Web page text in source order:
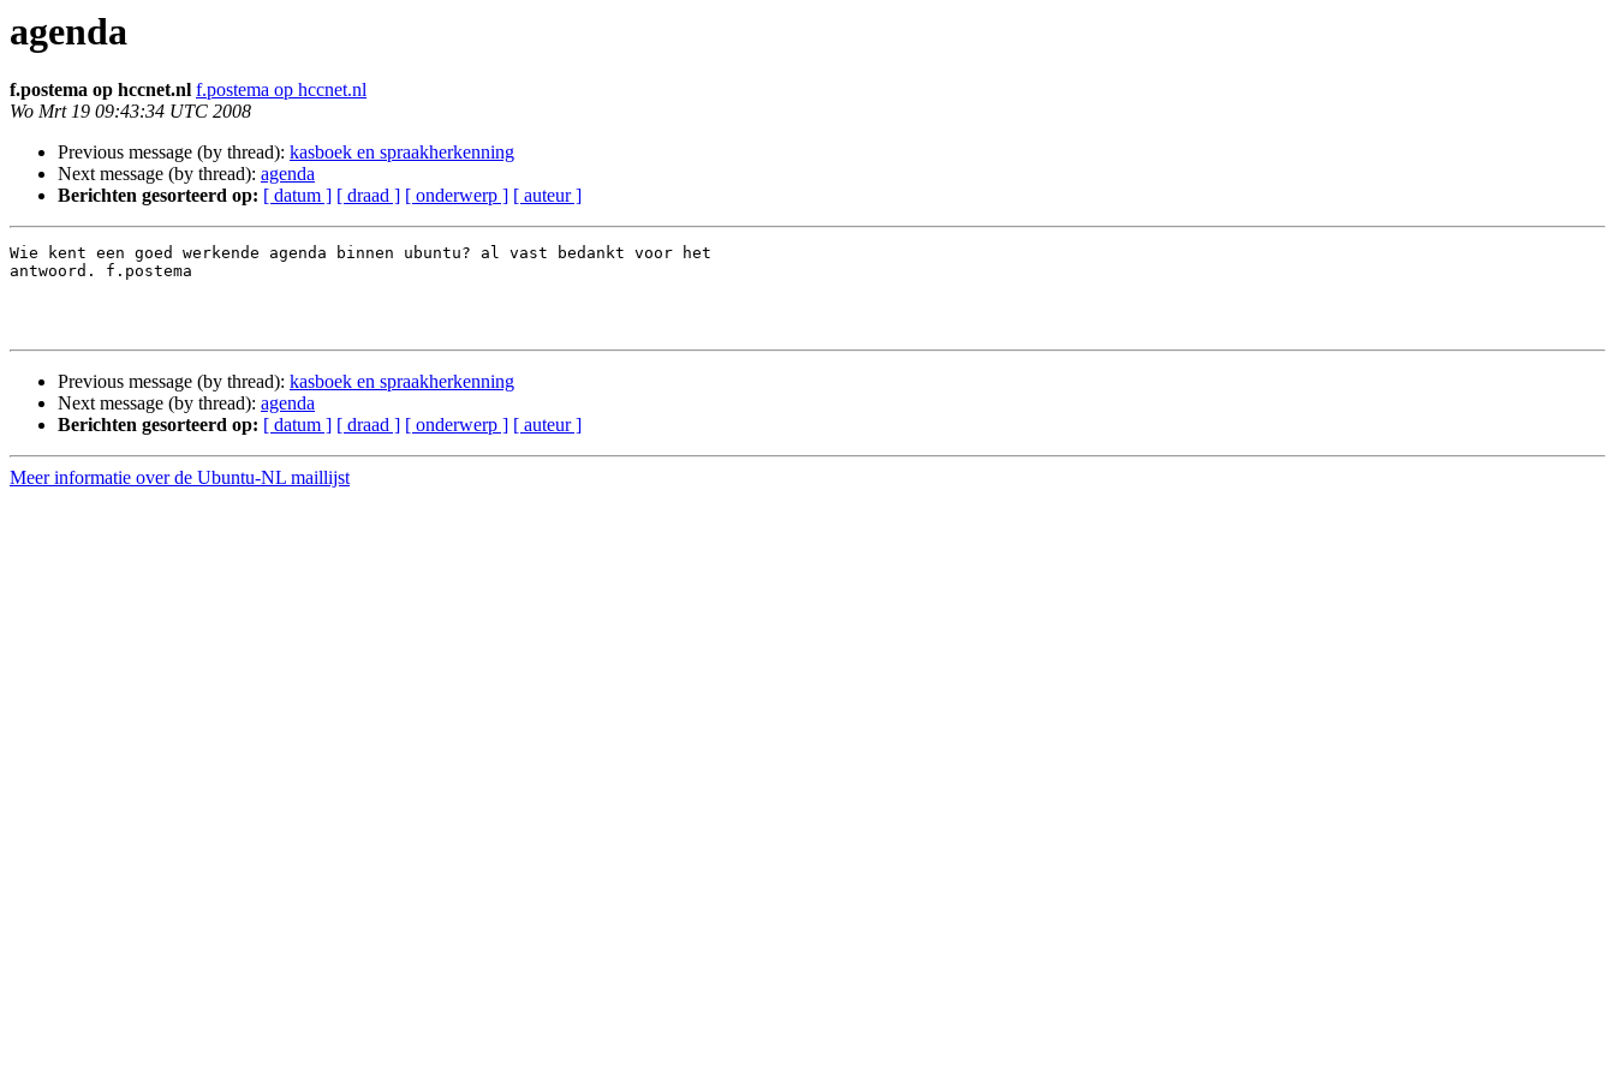
agenda
f.postema op hccnet.nl f.postema op hccnet.nl
Wo Mrt 19 09:43:34 UTC 2008
Previous message (by thread): kasboek en spraakherkenning
Next message (by thread): agenda
Berichten gesorteerd op: [ datum ] [ draad ] [ onderwerp ] [ auteur ]
Wie kent een goed werkende agenda binnen ubuntu? al vast bedankt voor het
antwoord. f.postema
Previous message (by thread): kasboek en spraakherkenning
Next message (by thread): agenda
Berichten gesorteerd op: [ datum ] [ draad ] [ onderwerp ] [ auteur ]
Meer informatie over de Ubuntu-NL maillijst